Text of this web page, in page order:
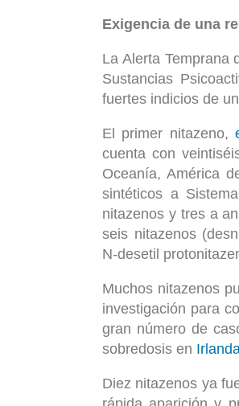
Exigencia de una
La Alerta Temprana
Sustancias
fuertes indicios de
El primer nitazeno,
cuenta con
Oceanía, América
sintéticos a
nitazenos y tres a
seis nitazenos
N-desetil
Muchos nitazenos
investigación para
gran número de
sobredosis en
Diez nitazenos ya